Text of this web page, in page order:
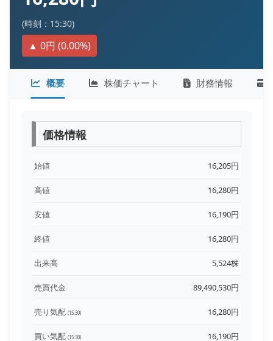
(時刻：15:30)
▲ 0円 (0.00%)
概要 株価チャート 財務情報
価格情報
始値 16,205円
高値 16,280円
安値 16,190円
終値 16,280円
出来高 5,524株
売買代金 89,490,530円
売り気配 (15:30) 16,280円
買い気配 (15:30) 16,190円